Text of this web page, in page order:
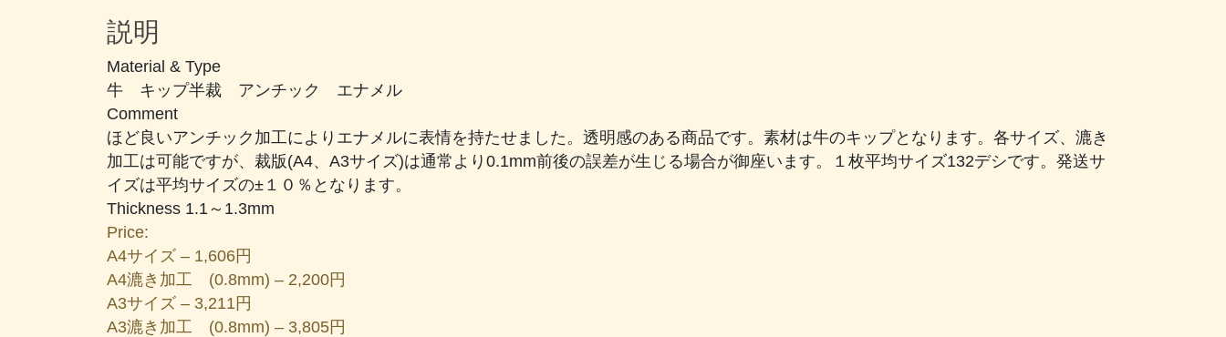
説明
Material & Type
牛 キップ半裁 アンチック エナメル
Comment
ほど良いアンチック加工によりエナメルに表情を持たせました。透明感のある商品です。素材は牛のキップとなります。各サイズ、漉き
加工は可能ですが、裁版(A4、A3サイズ)は通常より0.1mm前後の誤差が生じる場合が御座います。１枚平均サイズ132デシです。発送サ
イズは平均サイズの±１０％となります。
Thickness 1.1～1.3mm
Price:
A4サイズ – 1,606円
A4漉き加工 (0.8mm) – 2,200円
A3サイズ – 3,211円
A3漉き加工 (0.8mm) – 3,805円